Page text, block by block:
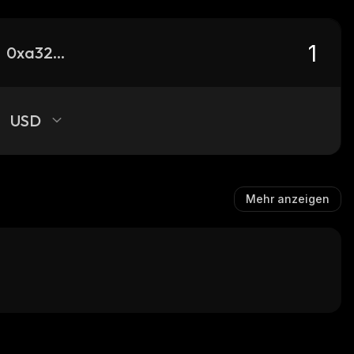
0xa324706bbe6c121012b0f2ce3fd67f50202cc477_robinhood
USD
Mehr anzeigen